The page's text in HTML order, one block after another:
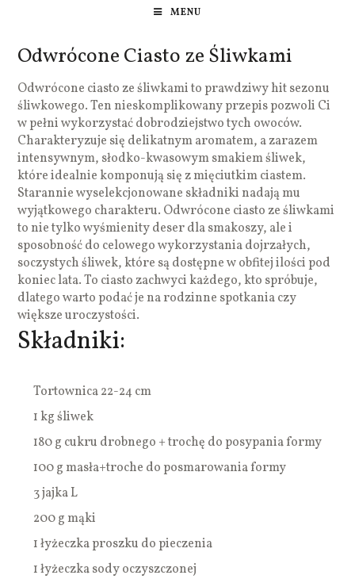
MENU
Odwrócone Ciasto ze Śliwkami
Odwrócone ciasto ze śliwkami to prawdziwy hit sezonu
śliwkowego. Ten nieskomplikowany przepis pozwoli Ci
w pełni wykorzystać dobrodziejstwo tych owoców.
Charakteryzuje się delikatnym aromatem, a zarazem
intensywnym, słodko-kwasowym smakiem śliwek,
które idealnie komponują się z mięciutkim ciastem.
Starannie wyselekcjonowane składniki nadają mu
wyjątkowego charakteru. Odwrócone ciasto ze śliwkami
to nie tylko wyśmienity deser dla smakoszy, ale i
sposobność do celowego wykorzystania dojrzałych,
soczystych śliwek, które są dostępne w obfitej ilości pod
koniec lata. To ciasto zachwyci każdego, kto spróbuje,
dlatego warto podać je na rodzinne spotkania czy
większe uroczystości.
Składniki:
Tortownica 22-24 cm
1 kg śliwek
180 g cukru drobnego + trochę do posypania formy
100 g masła+troche do posmarowania formy
3 jajka L
200 g mąki
1 łyżeczka proszku do pieczenia
1 łyżeczka sody oczyszczonej